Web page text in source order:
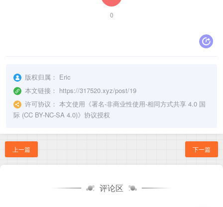
0
版权归属： Eric
本文链接： https://317520.xyz/post/19
许可协议： 本文使用《署名-非商业性使用-相同方式共享 4.0 国
际 (CC BY-NC-SA 4.0)》协议授权
上一篇 下一篇
评论区